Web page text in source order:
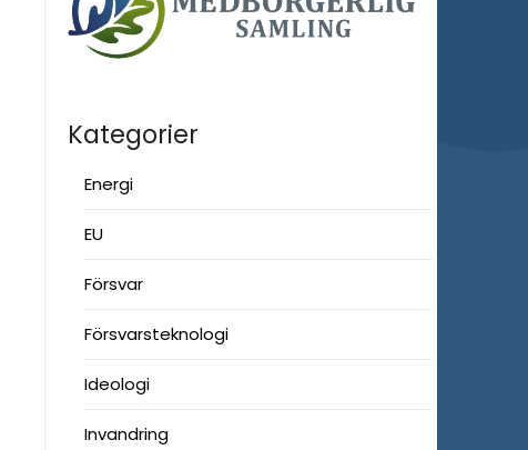
Kategorier
Energi
EU
Försvar
Försvarsteknologi
Ideologi
Invandring